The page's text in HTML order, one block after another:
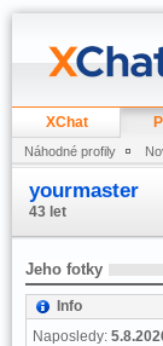
XChat
Náhodné profily
yourmaster
43 let
Jeho fotky
Info
Naposledy: